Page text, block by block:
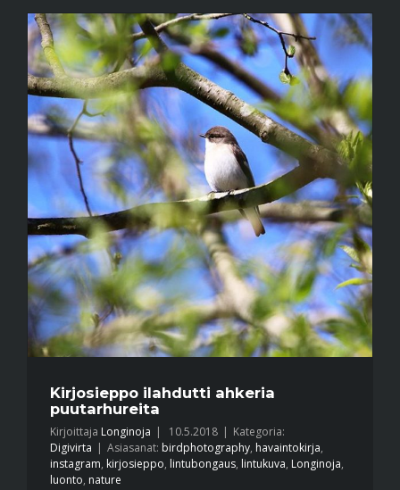
Kirjosieppo ilahdutti ahkeria
puutarhureita
Kirjoittaja Longinoja | 10.5.2018 | Kategoria:
Digivirta | Asiasanat: birdphotography, havaintokirja,
instagram, kirjosieppo, lintubongaus, lintukuva, Longinoja,
luonto, nature